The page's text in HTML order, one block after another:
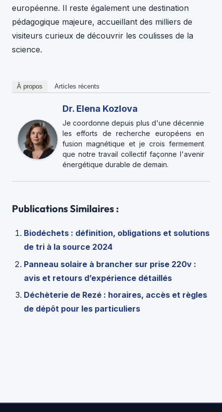
européenne. Il reste également une destination
pédagogique majeure, accueillant des milliers de
visiteurs curieux de découvrir les coulisses de la
science.
À propos Articles récents
Dr. Elena Kozlova
Je coordonne depuis plus d'une décennie
les efforts de recherche européens en
fusion magnétique et je crois fermement
que notre travail collectif façonne l'avenir
énergétique durable de demain.
Publications Similaires :
Biodéchets : définition, obligations et solutions
de tri à la source 2024
Panneau solaire à brancher sur prise 220v :
avis et retours d’expérience détaillés
Déchèterie de Rezé : horaires, accès et règles
de dépôt pour les particuliers